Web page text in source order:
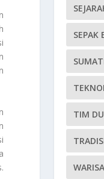
SEPAK
TIM